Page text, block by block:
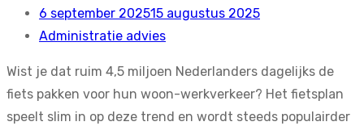
6 september 202515 augustus 2025
Administratie advies
Wist je dat ruim 4,5 miljoen Nederlanders dagelijks de
fiets pakken voor hun woon-werkverkeer? Het fietsplan
speelt slim in op deze trend en wordt steeds populairder